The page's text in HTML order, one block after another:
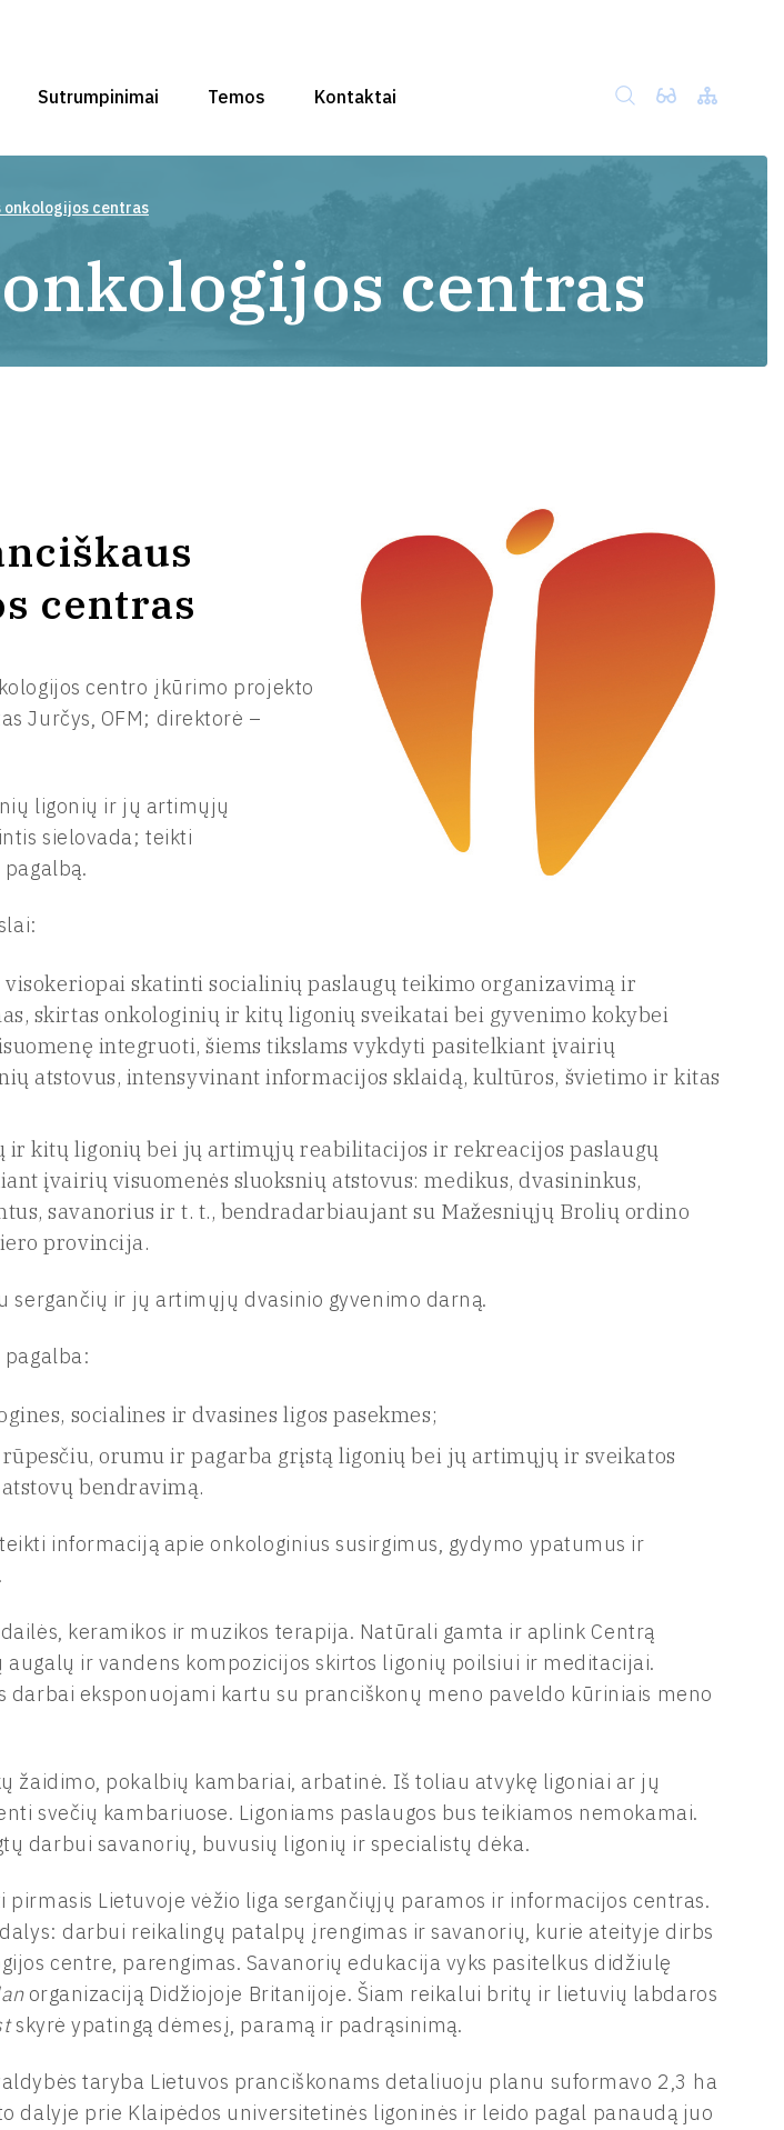
Sutrumpinimai Temos Kontaktai
onkologijos centras
centras
centras
centro įkūrimo projekto
Jurčys, OFM; direktorė –
ligonių ir jų artimųjų
sielovada; teikti
skatinti socialinių paslaugų teikimo organizavimą ir
skirtas onkologinių ir kitų ligonių sveikatai bei gyvenimo kokybei
integruoti, šiems tikslams vykdyti pasitelkiant įvairių
atstovus, intensyvinant informacijos sklaidą, kultūros, švietimo ir kitas
ir kitų ligonių bei jų artimųjų reabilitacijos ir rekreacijos paslaugų
įvairių visuomenės sluoksnių atstovus: medikus, dvasininkus,
savanorius ir t. t., bendradarbiaujant su Mažesniųjų Brolių ordino
provincija.
sergančių ir jų artimųjų dvasinio gyvenimo darną.
pagalba:
socialines ir dvasines ligos pasekmes;
orumu ir pagarba grįstą ligonių bei jų artimųjų ir sveikatos
bendravimą.
informaciją apie onkologinius susirgimus, gydymo ypatumus ir
keramikos ir muzikos terapija. Natūrali gamta ir aplink Centrą
ir vandens kompozicijos skirtos ligonių poilsiui ir meditacijai.
darbai eksponuojami kartu su pranciškonų meno paveldo kūriniais meno
žaidimo, pokalbių kambariai, arbatinė. Iš toliau atvykę ligoniai ar jų
svečių kambariuose. Ligoniams paslaugos bus teikiamos nemokamai.
darbui savanorių, buvusių ligonių ir specialistų dėka.
Lietuvoje vėžio liga sergančiųjų paramos ir informacijos centras.
darbui reikalingų patalpų įrengimas ir savanorių, kurie ateityje dirbs
centre, parengimas. Savanorių edukacija vyks pasitelkus didžiulę
organizaciją Didžiojoje Britanijoje. Šiam reikalui britų ir lietuvių labdaros
skyrė ypatingą dėmesį, paramą ir padrąsinimą.
taryba Lietuvos pranciškonams detaliuoju planu suformavo 2,3 ha
dalyje prie Klaipėdos universitetinės ligoninės ir leido pagal panaudą juo